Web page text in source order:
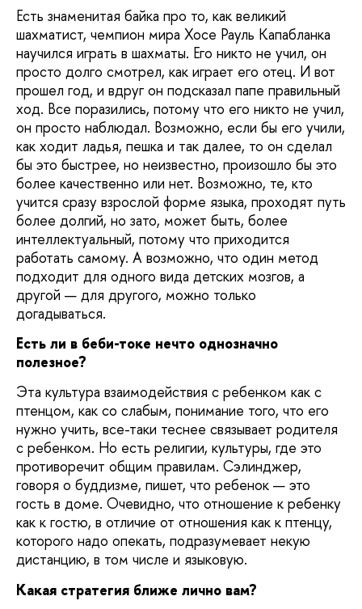
Есть знаменитая байка про то, как великий
шахматист, чемпион мира Хосе Рауль Капабланка
научился играть в шахматы. Его никто не учил, он
просто долго смотрел, как играет его отец. И вот
прошел год, и вдруг он подсказал папе правильный
ход. Все поразились, потому что его никто не учил,
он просто наблюдал. Возможно, если бы его учили,
как ходит ладья, пешка и так далее, то он сделал
бы это быстрее, но неизвестно, произошло бы это
более качественно или нет. Возможно, те, кто
учится сразу взрослой форме языка, проходят путь
более долгий, но зато, может быть, более
интеллектуальный, потому что приходится
работать самому. А возможно, что один метод
подходит для одного вида детских мозгов, а
другой — для другого, можно только
догадываться.
Есть ли в беби-токе нечто однозначно
полезное?
Эта культура взаимодействия с ребенком как с
птенцом, как со слабым, понимание того, что его
нужно учить, все-таки теснее связывает родителя
с ребенком. Но есть религии, культуры, где это
противоречит общим правилам. Сэлинджер,
говоря о буддизме, пишет, что ребенок — это
гость в доме. Очевидно, что отношение к ребенку
как к гостю, в отличие от отношения как к птенцу,
которого надо опекать, подразумевает некую
дистанцию, в том числе и языковую.
Какая стратегия ближе лично вам?